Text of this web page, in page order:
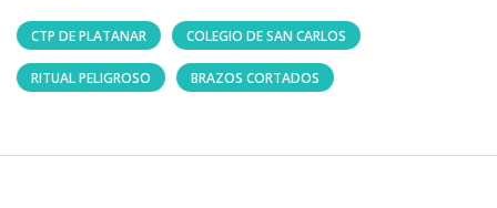
CTP DE PLATANAR COLEGIO DE SAN CARLOS
RITUAL PELIGROSO BRAZOS CORTADOS